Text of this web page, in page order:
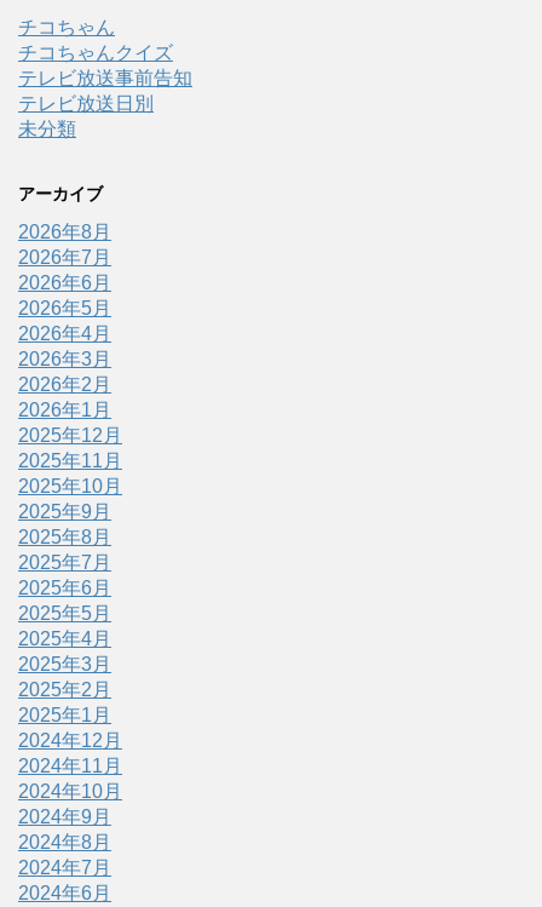
チコちゃん
チコちゃんクイズ
テレビ放送事前告知
テレビ放送日別
未分類
アーカイブ
2026年8月
2026年7月
2026年6月
2026年5月
2026年4月
2026年3月
2026年2月
2026年1月
2025年12月
2025年11月
2025年10月
2025年9月
2025年8月
2025年7月
2025年6月
2025年5月
2025年4月
2025年3月
2025年2月
2025年1月
2024年12月
2024年11月
2024年10月
2024年9月
2024年8月
2024年7月
2024年6月